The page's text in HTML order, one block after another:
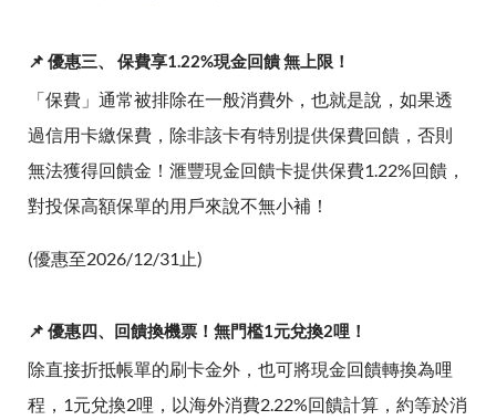
📌 優惠三、 保費享1.22%現金回饋 無上限！
「保費」通常被排除在一般消費外，也就是說，如果透
過信用卡繳保費，除非該卡有特別提供保費回饋，否則
無法獲得回饋金！滙豐現金回饋卡提供保費1.22%回饋，
對投保高額保單的用戶來說不無小補！
(優惠至2026/12/31止)
📌 優惠四、回饋換機票！無門檻1元兌換2哩！
除直接折抵帳單的刷卡金外，也可將現金回饋轉換為哩
程，1元兌換2哩，以海外消費2.22%回饋計算，約等於消